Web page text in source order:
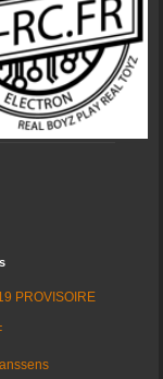
PROVISOIRE